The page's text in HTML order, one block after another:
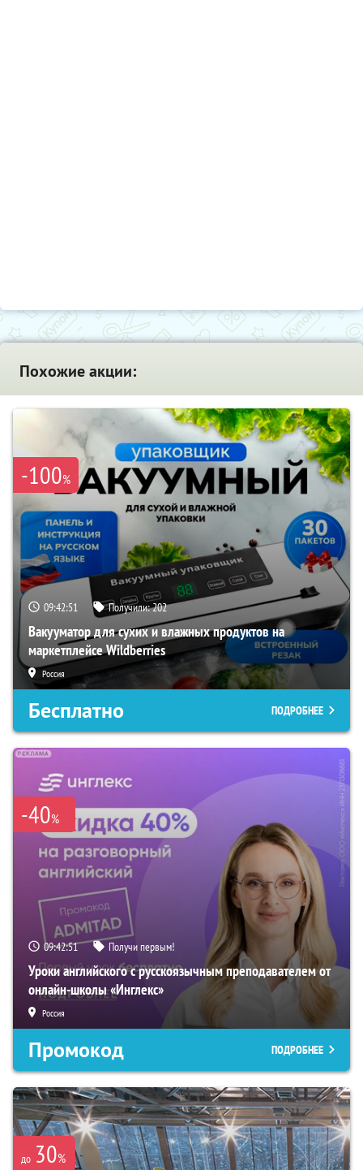
Похожие акции:
-100%
09:42:50 Получили:202
Вакууматор для сухих и влажных продуктов на
маркетплейсе Wildberries
Россия
Бесплатно ПОДРОБНЕЕ
-40%
09:42:50 Получи первым!
Уроки английского с русскоязычным преподавателем от
онлайн-школы «Инглекс»
Россия
Промокод ПОДРОБНЕЕ
до 30%